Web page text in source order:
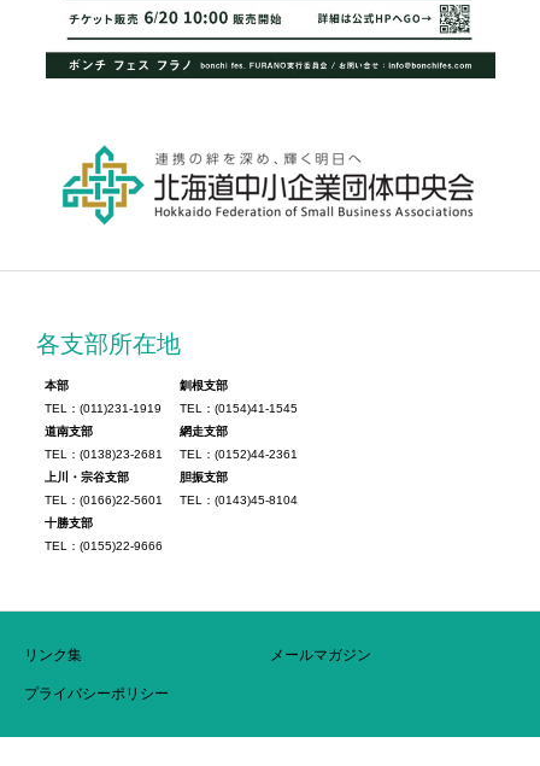
各支部所在地
本部
TEL：(011)231-1919
道南支部
TEL：(0138)23-2681
上川・宗谷支部
TEL：(0166)22-5601
十勝支部
TEL：(0155)22-9666
釧根支部
TEL：(0154)41-1545
網走支部
TEL：(0152)44-2361
胆振支部
TEL：(0143)45-8104
リンク集 メールマガジン
プライバシーポリシー